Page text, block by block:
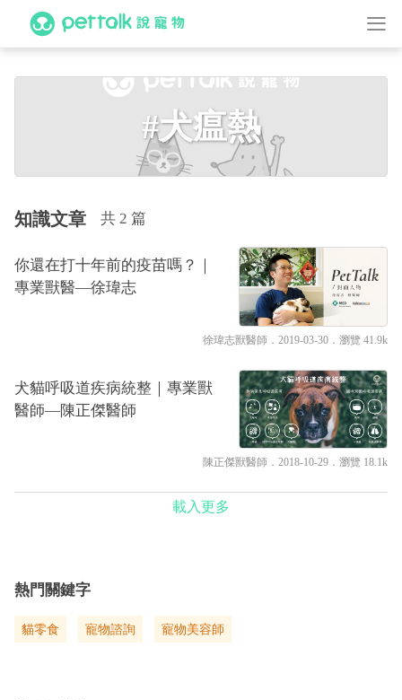
#犬瘟熱
知識文章 共 2 篇
你還在打十年前的疫苗嗎？｜
專業獸醫—徐瑋志
徐瑋志獸醫師 ．2019-03-30． 瀏覽 41.9k
犬貓呼吸道疾病統整｜專業獸
醫師—陳正傑醫師
陳正傑獸醫師 ．2018-10-29． 瀏覽 18.1k
載入更多
熱門關鍵字
貓零食 寵物諮詢 寵物美容師